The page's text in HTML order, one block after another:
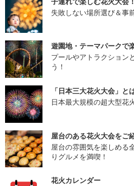
失敗しない場所選び＆事
遊園地・テーマパークで
プールやアトラクション
う！
「日本三大花火大会」と
日本最大規模の超大型花
屋台のある花火大会をご
屋台の雰囲気を楽しめる
りグルメを満喫！
花火カレンダー